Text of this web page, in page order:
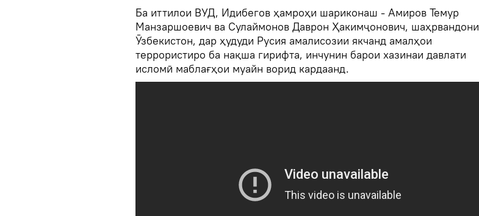
Ба иттилои ВУД, Идибегов ҳамроҳи шариконаш - Амиров Темур
Манзаршоевич ва Сулаймонов Даврон Ҳакимҷонович, шаҳрвандони
Ӯзбекистон, дар ҳудуди Русия амалисозии якчанд амалҳои
террористиро ба нақша гирифта, инчунин барои хазинаи давлати
исломӣ маблағҳои муайн ворид кардаанд.